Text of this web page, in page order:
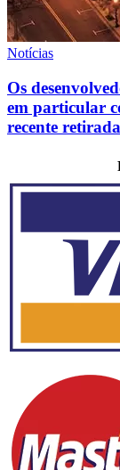
Notícias
Os
em particular
recente